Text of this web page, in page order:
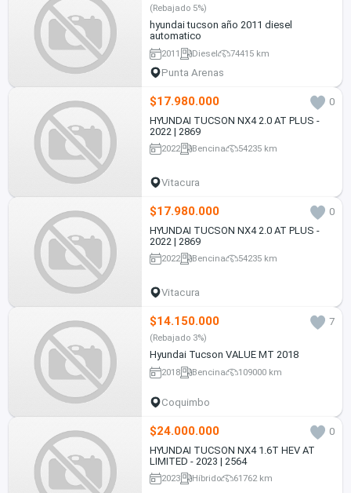
(Rebajado 5%)
hyundai tucson año 2011 diesel
automatico
2011 Diesel 74415 km
Punta Arenas
$17.980.000
0
HYUNDAI TUCSON NX4 2.0 AT PLUS -
2022 | 2869
2022 Bencina 54235 km
Vitacura
$17.980.000
0
HYUNDAI TUCSON NX4 2.0 AT PLUS -
2022 | 2869
2022 Bencina 54235 km
Vitacura
$14.150.000 7
(Rebajado 3%)
Hyundai Tucson VALUE MT 2018
2018 Bencina 109000 km
Coquimbo
$24.000.000
0
HYUNDAI TUCSON NX4 1.6T HEV AT
LIMITED - 2023 | 2564
2023 Híbrido 61762 km